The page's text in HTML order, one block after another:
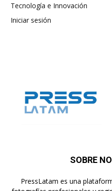
Tecnología e Innovación
Iniciar sesión
SOBRE
PressLatam es una